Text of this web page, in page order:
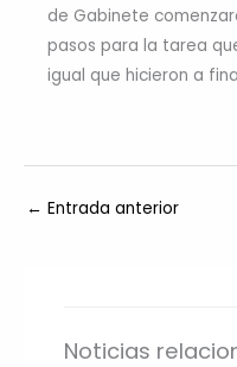
de Gabinete
pasos para la tarea
igual que hicieron a
← Entrada anterior
Noticias